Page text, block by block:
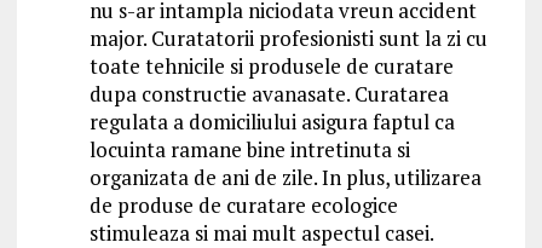
nu s-ar intampla niciodata vreun accident
major. Curatatorii profesionisti sunt la zi cu
toate tehnicile si produsele de curatare
dupa constructie avanasate. Curatarea
regulata a domiciliului asigura faptul ca
locuinta ramane bine intretinuta si
organizata de ani de zile. In plus, utilizarea
de produse de curatare ecologice
stimuleaza si mai mult aspectul casei.